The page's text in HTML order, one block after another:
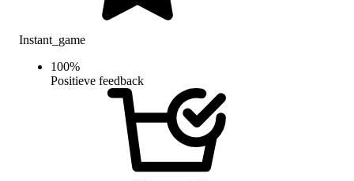
Instant_game
100%
Positieve feedback